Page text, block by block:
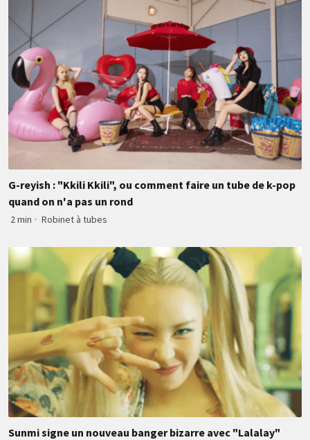
G-reyish : "Kkili Kkili", ou comment faire un tube de k-pop
quand on n'a pas un rond
2 min · Robinet à tubes
Sunmi signe un nouveau banger bizarre avec "Lalalay"